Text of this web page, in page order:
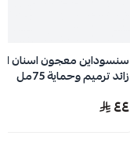
سنسوداين معجون اسنان
زائد ترميم وحماية 75مل
٤٤